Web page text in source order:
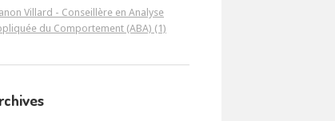
Villard - Conseillère en Analyse
du Comportement (ABA) (1)